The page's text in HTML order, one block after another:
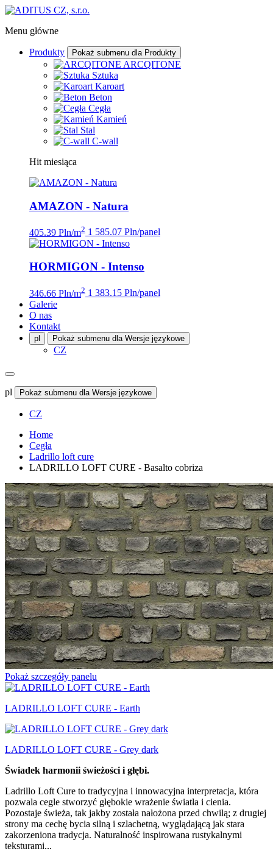
Menu główne
Produkty Pokaż submenu dla Produkty
ARCQITONE
Sztuka
Karoart
Beton
Cegła
Kamień
Stal
C-wall
Hit miesiąca
AMAZON - Natura
405.39 Pln/m2 1 585.07 Pln/panel
HORMIGON - Intenso
346.66 Pln/m2 1 383.15 Pln/panel
Galerie
O nas
Kontakt
pl Pokaż submenu dla Wersje językowe
CZ
pl Pokaż submenu dla Wersje językowe
CZ
Home
Cegła
Ladrillo loft cure
LADRILLO LOFT CURE - Basalto cobriza
Pokaż szczegóły panelu
LADRILLO LOFT CURE - Earth
LADRILLO LOFT CURE - Grey dark
Świadek harmonii świeżości i głębi.
Ladrillo Loft Cure to tradycyjna i innowacyjna interpretacja, która
pozwala cegle stworzyć głębokie wrażenie światła i cienia.
Pozostaje świeża, tak jakby została nałożona przed chwilą; z drugiej
strony ma cechę bycia silną i szlachetną, wyglądającą jak stara
zakorzeniona tradycja. Naturalność inspirowana rustykalnymi
teksturami...